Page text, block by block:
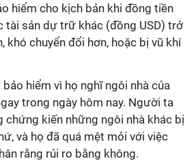
hiểm cho kịch bản khi đồng tiền
tài sản dự trữ khác (đồng USD) trở
khó chuyển đổi hơn, hoặc bị vũ khí
hiểm vì họ nghĩ ngôi nhà của
trong ngày hôm nay. Người ta
chứng kiến những ngôi nhà khác bị
và họ đã quá mệt mỏi với việc
rằng rủi ro bằng không.